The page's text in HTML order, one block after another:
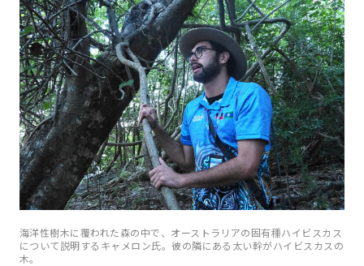
海洋性樹木に覆われた森の中で、オーストラリアの固有種ハイビスカス
について説明するキャメロン氏。彼の隣にある太い幹がハイビスカスの
木。